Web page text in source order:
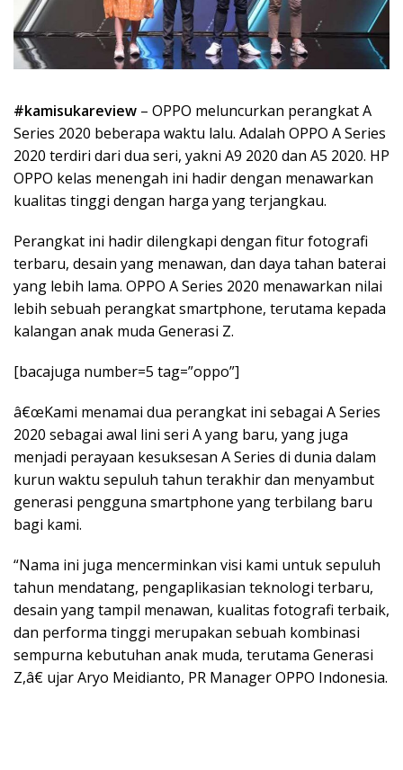
#kamisukareview – OPPO meluncurkan perangkat A
Series 2020 beberapa waktu lalu. Adalah OPPO A Series
2020 terdiri dari dua seri, yakni A9 2020 dan A5 2020. HP
OPPO kelas menengah ini hadir dengan menawarkan
kualitas tinggi dengan harga yang terjangkau.
Perangkat ini hadir dilengkapi dengan fitur fotografi
terbaru, desain yang menawan, dan daya tahan baterai
yang lebih lama. OPPO A Series 2020 menawarkan nilai
lebih sebuah perangkat smartphone, terutama kepada
kalangan anak muda Generasi Z.
[bacajuga number=5 tag=”oppo”]
â€œKami menamai dua perangkat ini sebagai A Series
2020 sebagai awal lini seri A yang baru, yang juga
menjadi perayaan kesuksesan A Series di dunia dalam
kurun waktu sepuluh tahun terakhir dan menyambut
generasi pengguna smartphone yang terbilang baru
bagi kami.
“Nama ini juga mencerminkan visi kami untuk sepuluh
tahun mendatang, pengaplikasian teknologi terbaru,
desain yang tampil menawan, kualitas fotografi terbaik,
dan performa tinggi merupakan sebuah kombinasi
sempurna kebutuhan anak muda, terutama Generasi
Z,â€ ujar Aryo Meidianto, PR Manager OPPO Indonesia.